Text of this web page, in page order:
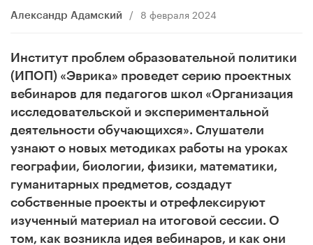
Александр Адамский / 8 февраля 2024
Институт проблем образовательной политики
(ИПОП) «Эврика» проведет серию проектных
вебинаров для педагогов школ «Организация
исследовательской и экспериментальной
деятельности обучающихся». Слушатели
узнают о новых методиках работы на уроках
географии, биологии, физики, математики,
гуманитарных предметов, создадут
собственные проекты и отрефлексируют
изученный материал на итоговой сессии. О
том, как возникла идея вебинаров, и как они